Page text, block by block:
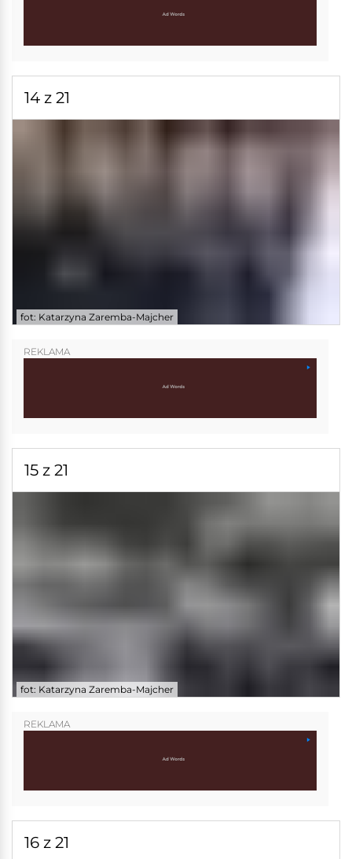
14 z 21
fot: Katarzyna Zaremba-Majcher
REKLAMA
15 z 21
fot: Katarzyna Zaremba-Majcher
REKLAMA
16 z 21